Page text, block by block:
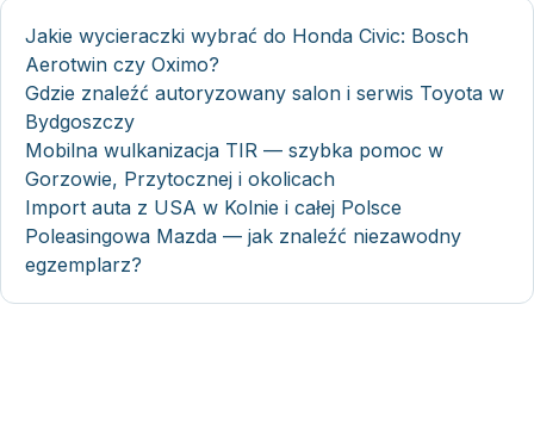
Jakie wycieraczki wybrać do Honda Civic: Bosch
Aerotwin czy Oximo?
Gdzie znaleźć autoryzowany salon i serwis Toyota w
Bydgoszczy
Mobilna wulkanizacja TIR — szybka pomoc w
Gorzowie, Przytocznej i okolicach
Import auta z USA w Kolnie i całej Polsce
Poleasingowa Mazda — jak znaleźć niezawodny
egzemplarz?